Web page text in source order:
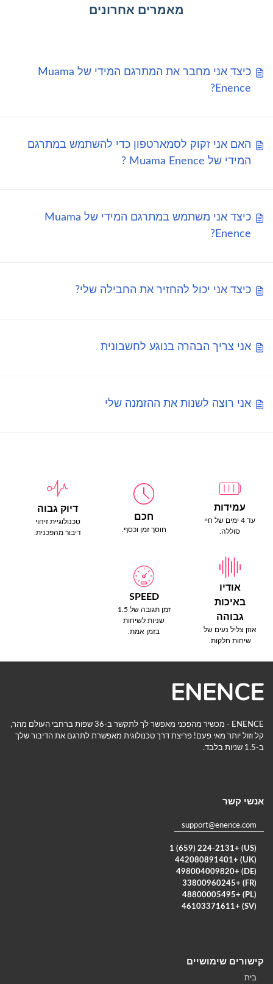
מאמרים אחרונים
כיצד אני מחבר את המתרגם המידי של Muama
Enence?
האם אני זקוק לסמארטפון כדי להשתמש במתרגם
המידי של Muama Enence ?
כיצד אני משתמש במתרגם המידי של Muama
Enence?
כיצד אני יכול להחזיר את החבילה שלי?
אני צריך הבהרה בנוגע לחשבונית
אני רוצה לשנות את ההזמנה שלי
עמידות
עד 4 ימים של חיי
סוללה.
חכם
חוסך זמן וכסף.
דיוק גבוה
טכנולוגיית זיהוי
דיבור מהפכנית.
אודיו
באיכות
גבוהה
אוזן צליל נעים של
שיחות חלקות.
SPEED
זמן תגובה של 1.5
שניות לשיחות
בזמן אמת.
ENENCE - מכשיר מהפכני מאפשר לך לתקשר ב-36 שפות ברחבי העולם מהר,
קל וזול יותר מאי פעם! פריצת דרך טכנולוגית מאפשרת לתרגם את הדיבור שלך
ב-1.5 שניות בלבד.
אנשי קשר
support@enence.com
קישורים שימושיים
בית